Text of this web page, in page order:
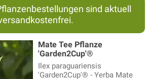
sind aktuell
Mate Tee Pflanze
'Garden2Cup'®
Ilex paraguariensis
'Garden2Cup'® - Yerba Mate